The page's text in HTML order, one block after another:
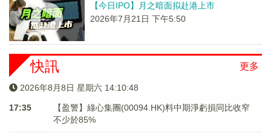
【今日IPO】月之暗面拟赴港上市
2026年7月21日 下午5:50
更多
快訊
2026年8月8日 星期六 14:10:49
17:35
【盈警】綠心集團(00094.HK)料中期淨虧損同比收窄
不少於85%